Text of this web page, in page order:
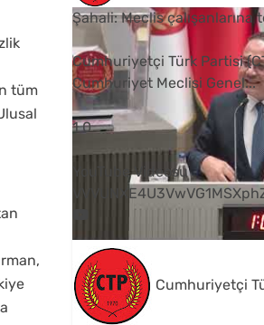
tüm
Şahali: Meclis çalışanlarına
Cumhuriyetçi Türk Partisi
Cumhuriyet Meclisi Genel...
1 0
YouTube Videosu
Cumhuriyetçi